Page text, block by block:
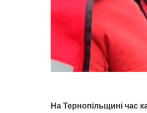
На Тернопільщині час